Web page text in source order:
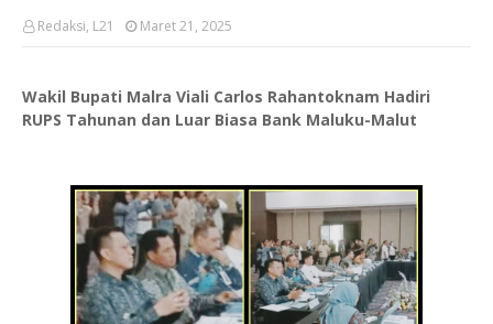
Redaksi, L21 Maret 21, 2025
Wakil Bupati Malra Viali Carlos Rahantoknam Hadiri
RUPS Tahunan dan Luar Biasa Bank Maluku-Malut